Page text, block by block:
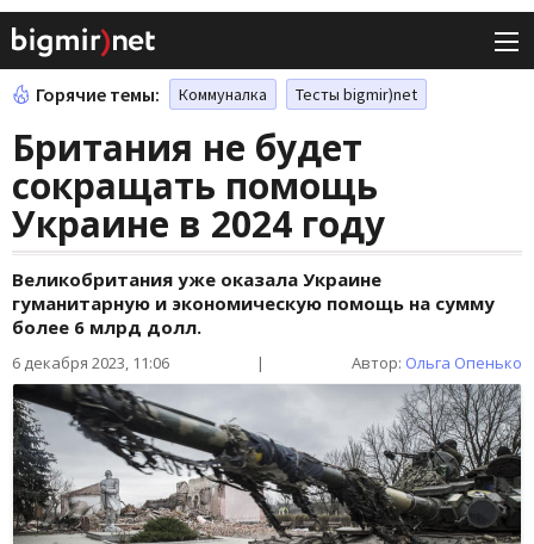
Горячие темы: Коммуналка Тесты bigmir)net
Британия не будет
сокращать помощь
Украине в 2024 году
Великобритания уже оказала Украине
гуманитарную и экономическую помощь на сумму
более 6 млрд долл.
6 декабря 2023, 11:06 | Автор: Ольга Опенько